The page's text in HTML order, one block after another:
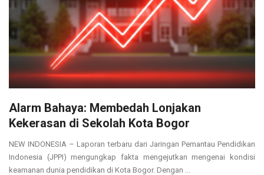
Alarm Bahaya: Membedah Lonjakan
Kekerasan di Sekolah Kota Bogor
NEW INDONESIA – Laporan terbaru dari Jaringan Pemantau Pendidikan
Indonesia (JPPI) mengungkap fakta mengejutkan mengenai kondisi
keamanan dunia pendidikan di Kota Bogor. Dengan ...